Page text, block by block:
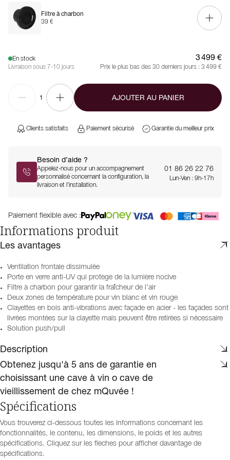
Filtre à charbon
39 €
En stock
Livraison sous 7-10 jours
3 499 €
Prix le plus bas des 30 derniers jours : 3 499 €
1 AJOUTER AU PANIER
Clients satisfaits Paiement sécurisé Garantie du meilleur prix
Besoin d’aide ?
Appelez-nous pour un accompagnement
personnalisé concernant la configuration, la
livraison et l’installation.
01 86 26 22 76
Lun-Ven : 9h-17h
Paiement flexible avec :
Informations produit
Les avantages
Ventilation frontale dissimulée
Porte en verre anti-UV qui protège de la lumière nocive
Filtre à charbon pour garantir la fraîcheur de l’air
Deux zones de température pour vin blanc et vin rouge
Clayettes en bois anti-vibrations avec façade en acier - les façades sont
livrées montées sur la clayette mais peuvent être retirées si nécessaire
Solution push/pull
Description
Obtenez jusqu'à 5 ans de garantie en
choisissant une cave à vin o cave de
vieillissement de chez mQuvée !
Spécifications
Vous trouverez ci-dessous toutes les informations concernant les
fonctionnalités, le contenu, les dimensions, le poids et les autres
spécifications. Cliquez sur les flèches pour afficher davantage de
spécifications.